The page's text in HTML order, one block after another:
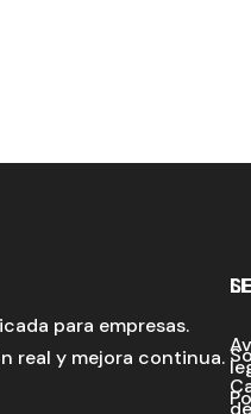
para empresas.
real y mejora continua.
de